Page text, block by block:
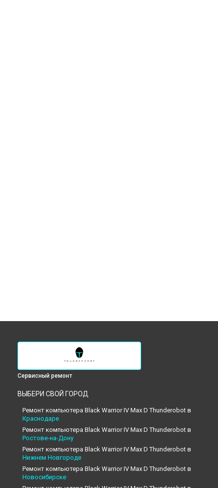
Сервисный ремонт
ВЫБЕРИ СВОЙ ГОРОД
Ремонт компьютера Black Warrior IV Max D Thunderobot в
Краснодаре
Ремонт компьютера Black Warrior IV Max D Thunderobot в
Ростове-на-Дону
Ремонт компьютера Black Warrior IV Max D Thunderobot в
Нижнем Новгороде
Ремонт компьютера Black Warrior IV Max D Thunderobot в
Новосибирске